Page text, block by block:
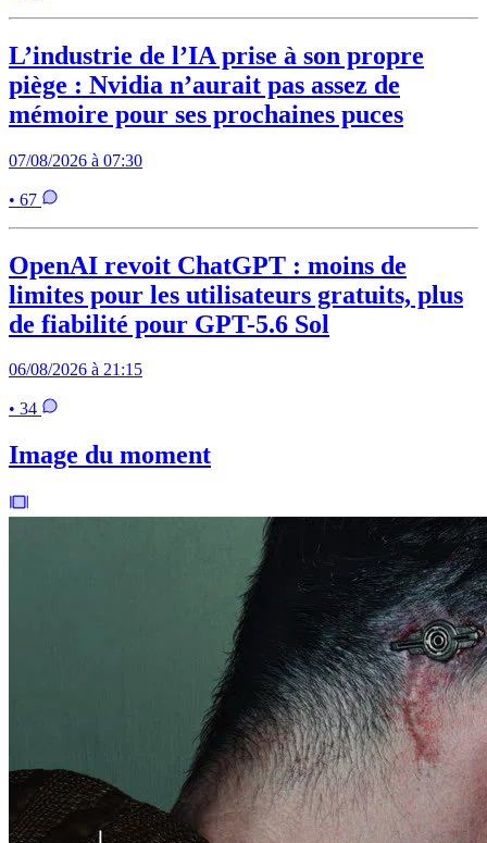
L’industrie de l’IA prise à son propre
piège : Nvidia n’aurait pas assez de
mémoire pour ses prochaines puces
07/08/2026 à 07:30
• 67
OpenAI revoit ChatGPT : moins de
limites pour les utilisateurs gratuits, plus
de fiabilité pour GPT-5.6 Sol
06/08/2026 à 21:15
• 34
Image du moment